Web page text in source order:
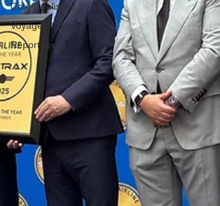
Coté Coulisses
Voyages
Reportages